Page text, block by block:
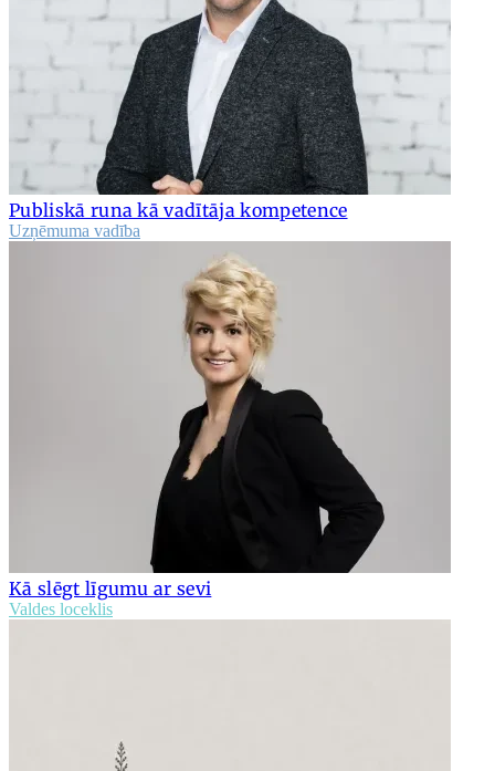
Publiskā runa kā vadītāja kompetence
Uzņēmuma vadība
Kā slēgt līgumu ar sevi
Valdes loceklis